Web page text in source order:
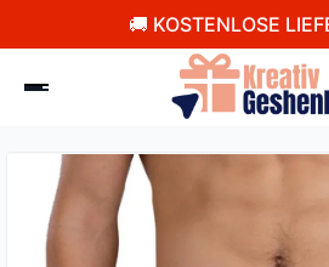
🚚 KOSTENLOSE